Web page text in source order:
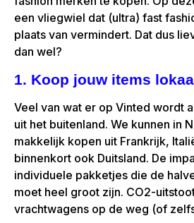
een vliegwiel dat (ultra) fast
plaats van vermindert. Dat dus
dan wel?
1. Koop jouw items
Veel van wat er op Vinted wordt
uit het buitenland. We kunnen in
makkelijk kopen uit Frankrijk,
binnenkort ook Duitsland. De
individuele pakketjes die de
moet heel groot zijn. CO2-
vrachtwagens op de weg (of